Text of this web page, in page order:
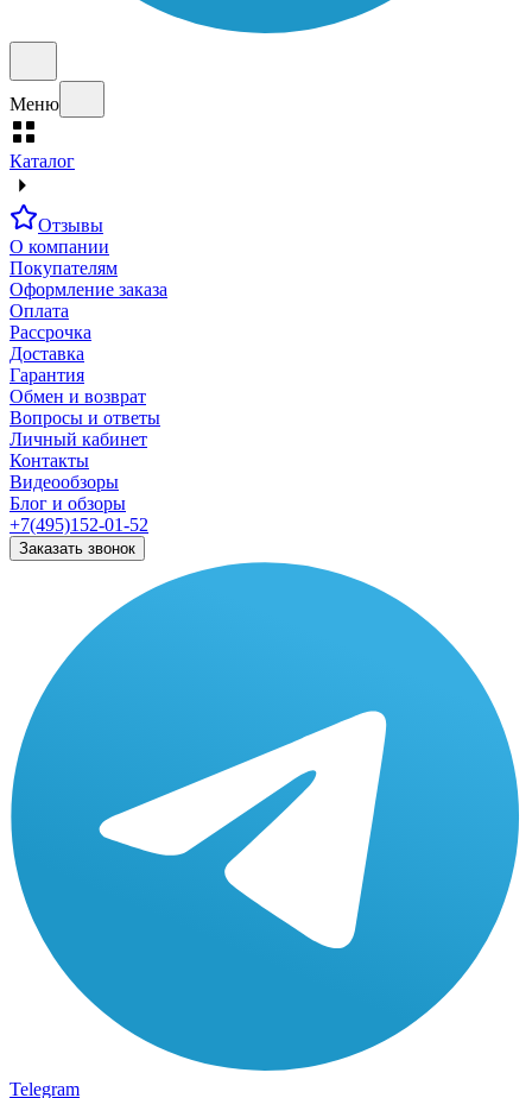
Меню
Каталог
Отзывы
О компании
Покупателям
Оформление заказа
Оплата
Рассрочка
Доставка
Гарантия
Обмен и возврат
Вопросы и ответы
Личный кабинет
Контакты
Видеообзоры
Блог и обзоры
+7(495)152-01-52
Заказать звонок
Telegram